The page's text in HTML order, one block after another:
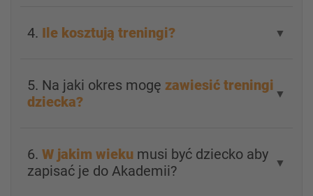
4. Ile kosztują treningi? ▼
5. Na jaki okres mogę zawiesić treningi
dziecka?
▼
6. W jakim wieku musi być dziecko aby
zapisać je do Akademii?
▼